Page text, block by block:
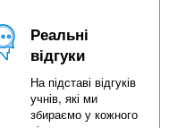
Реальні
відгуки
На підставі відгуків
учнів, які ми
збираємо у кожного